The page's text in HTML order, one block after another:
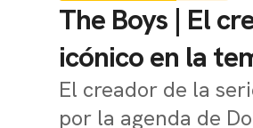
The Boys | El
icónico en la
El creador de la
por la agenda de